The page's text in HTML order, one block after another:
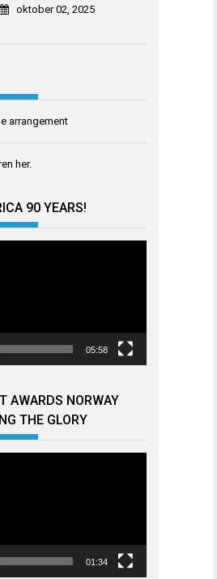
oktober 02, 2025
arrangement
her.
90 YEARS!
05:58
AWARDS NORWAY
THE GLORY
01:34